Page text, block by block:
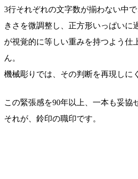
3行それぞれの文字数が揃わない中
きさを微調整し、正方形いっぱいに
が視覚的に等しい重みを持つよう仕
ん。
機械彫りでは、その判断を再現しに
この緊張感を90年以上、一本も妥協
それが、鈴印の職印です。